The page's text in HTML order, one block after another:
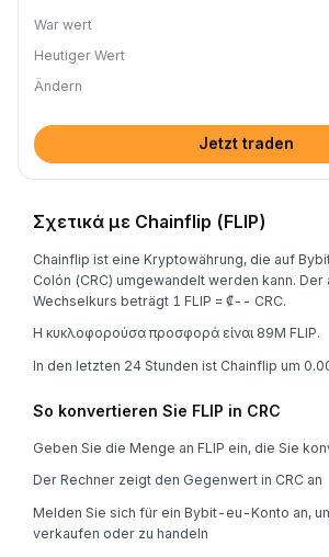
War wert
Heutiger Wert
Ändern
Jetzt traden
Σχετικά με Chainflip (FLIP)
Chainflip ist eine Kryptowährung, die auf
Colón (CRC) umgewandelt werden kann. Der
Wechselkurs beträgt 1 FLIP = ₡-- CRC.
Η κυκλοφορούσα προσφορά είναι 89M FLIP.
In den letzten 24 Stunden ist Chainflip um
So konvertieren Sie FLIP in CRC
Geben Sie die Menge an FLIP ein, die Sie
Der Rechner zeigt den Gegenwert in CRC an
Melden Sie sich für ein Bybit-eu-Konto an,
verkaufen oder zu handeln